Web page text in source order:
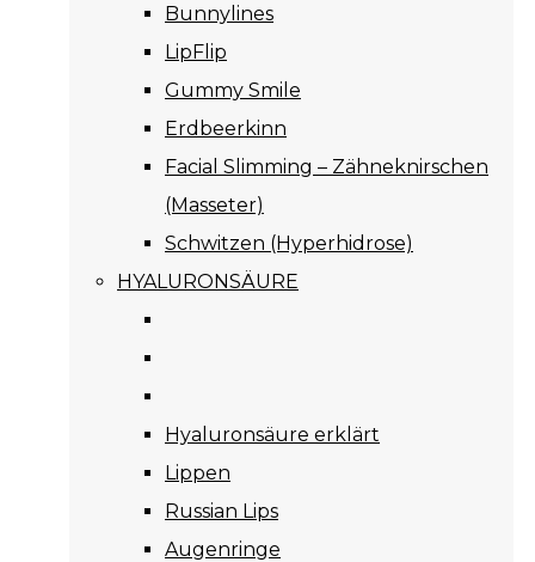
Bunnylines
LipFlip
Gummy Smile
Erdbeerkinn
Facial Slimming – Zähneknirschen
(Masseter)
Schwitzen (Hyperhidrose)
HYALURONSÄURE
Hyaluronsäure erklärt
Lippen
Russian Lips
Augenringe